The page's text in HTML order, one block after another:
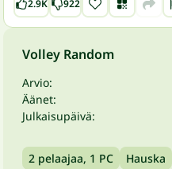
2.9K 922
Volley Random
Arvio:
Äänet:
Julkaisupäivä:
2 pelaajaa, 1 PC Hauska